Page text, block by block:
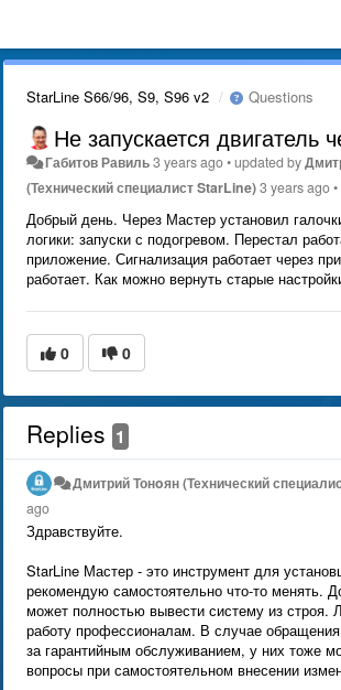
StarLine S66/96, S9, S96 v2 Questions
Не запускается двигатель
Габитов Равиль3 years ago•updated by
(Технический специалист StarLine)3 years ago•
Добрый день. Через Мастер установил
логики: запуски с подогревом. Перестал
приложение. Сигнализация работает через
работает. Как можно вернуть старые
0 0
Replies 1
Дмитрий Тонoян (Технический
ago
Здравствуйте.
StarLine Мастер - это инструмент для
рекомендую самостоятельно что-то менять.
может полностью вывести систему из строя.
работу профессионалам. В случае
за гарантийным обслуживанием, у них тоже
вопросы при самостоятельном внесении